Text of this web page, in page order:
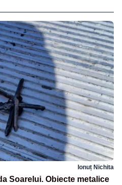
Ionuț Nichita
Soarelui. Obiecte metalice